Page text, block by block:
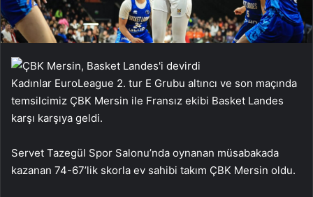
Kadınlar EuroLeague 2. tur E Grubu altıncı ve son maçında
temsilcimiz ÇBK Mersin ile Fransız ekibi Basket Landes
karşı karşıya geldi.
Servet Tazegül Spor Salonu’nda oynanan müsabakada
kazanan 74-67’lik skorla ev sahibi takım ÇBK Mersin oldu.